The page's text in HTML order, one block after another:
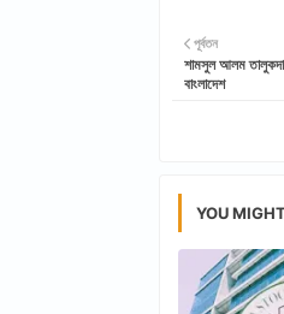
পূর্বতন
শামসুল আলম
বাংলাদেশ
YOU